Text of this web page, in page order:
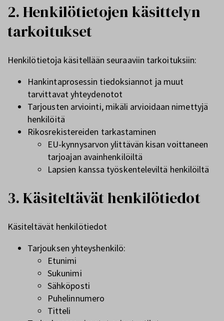
2. Henkilötietojen käsittelyn
tarkoitukset
Henkilötietoja käsitellään seuraaviin tarkoituksiin:
Hankintaprosessin tiedoksiannot ja muut
tarvittavat yhteydenotot
Tarjousten arviointi, mikäli arvioidaan nimettyjä
henkilöitä
Rikosrekistereiden tarkastaminen
EU-kynnysarvon ylittävän kisan voittaneen
tarjoajan avainhenkilöiltä
Lapsien kanssa työskenteleviltä henkilöiltä
3. Käsiteltävät henkilötiedot
Käsiteltävät henkilötiedot
Tarjouksen yhteyshenkilö:
Etunimi
Sukunimi
Sähköposti
Puhelinnumero
Titteli